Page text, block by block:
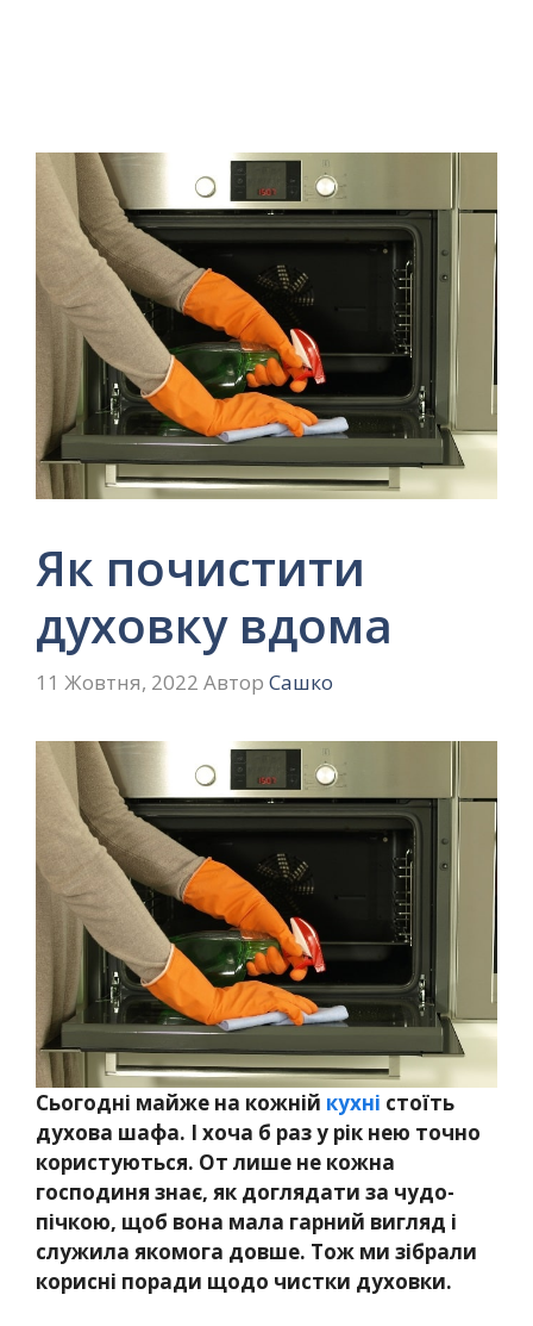
Як почистити
духовку вдома
11 Жовтня, 2022 Автор Сашко
Сьогодні майже на кожній кухні стоїть
духова шафа. І хоча б раз у рік нею точно
користуються. От лише не кожна
господиня знає, як доглядати за чудо-
пічкою, щоб вона мала гарний вигляд і
служила якомога довше. Тож ми зібрали
корисні поради щодо чистки духовки.